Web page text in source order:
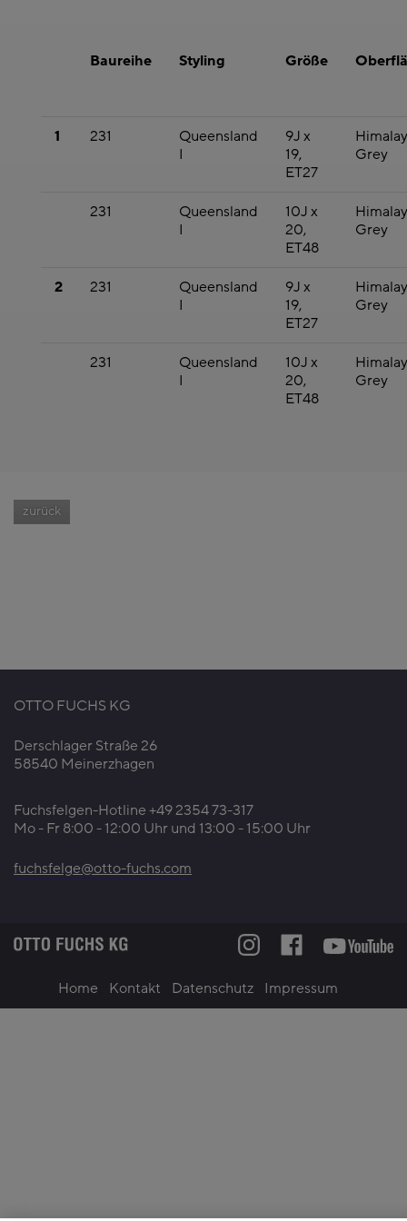
Baureihe Styling Größe
1 231
Queensland
I
9J x
19,
ET27
Grey
231
Queensland
I
10J x
20,
ET48
Grey
2 231
Queensland
I
9J x
19,
ET27
Grey
231
Queensland
I
10J x
20,
ET48
Grey
zurück
OTTO FUCHS KG
Derschlager Straße 26
58540 Meinerzhagen
Fuchsfelgen-Hotline +49 2354 73-317
Mo - Fr 8:00 - 12:00 Uhr und 13:00 - 15:00 Uhr
fuchsfelge@otto-fuchs.com
Home Kontakt Datenschutz Impressum